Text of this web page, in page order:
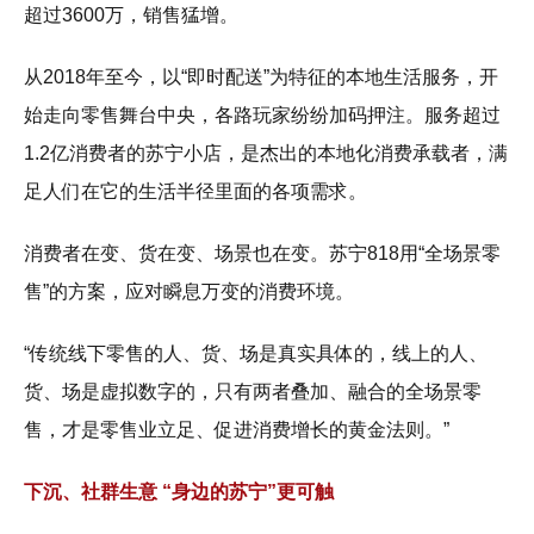
超过3600万，销售猛增。
从2018年至今，以“即时配送”为特征的本地生活服务，开
始走向零售舞台中央，各路玩家纷纷加码押注。服务超过
1.2亿消费者的苏宁小店，是杰出的本地化消费承载者，满
足人们在它的生活半径里面的各项需求。
消费者在变、货在变、场景也在变。苏宁818用“全场景零
售”的方案，应对瞬息万变的消费环境。
“传统线下零售的人、货、场是真实具体的，线上的人、
货、场是虚拟数字的，只有两者叠加、融合的全场景零
售，才是零售业立足、促进消费增长的黄金法则。”
下沉、社群生意 “身边的苏宁”更可触